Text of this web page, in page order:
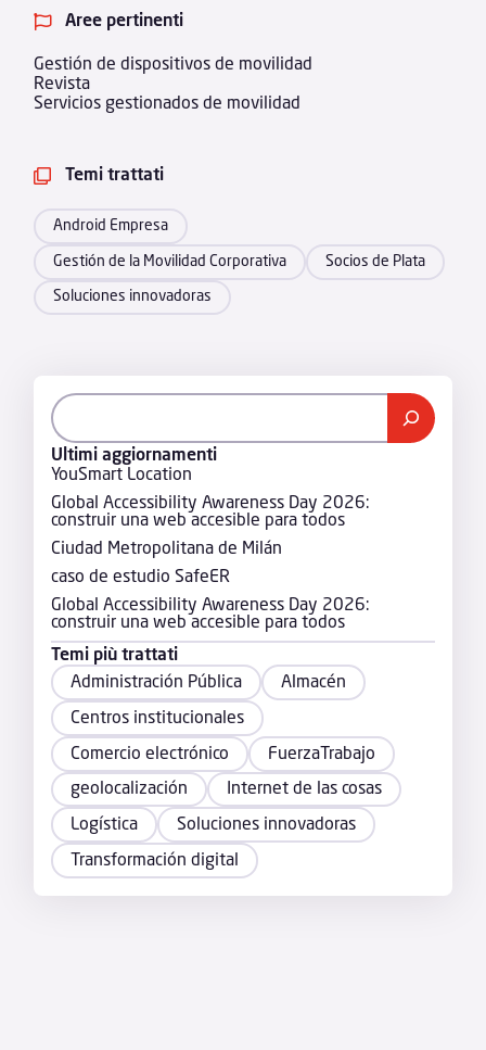
 Aree pertinenti
Gestión de dispositivos de movilidad
Revista
Servicios gestionados de movilidad
 Temi trattati
Android Empresa
Gestión de la Movilidad Corporativa
Socios de Plata
Soluciones innovadoras
Ultimi aggiornamenti
YouSmart Location
Global Accessibility Awareness Day 2026:
construir una web accesible para todos
Ciudad Metropolitana de Milán
caso de estudio SafeER
Global Accessibility Awareness Day 2026:
construir una web accesible para todos
Temi più trattati
Administración Pública
Almacén
Centros institucionales
Comercio electrónico
FuerzaTrabajo
geolocalización
Internet de las cosas
Logística
Soluciones innovadoras
Transformación digital